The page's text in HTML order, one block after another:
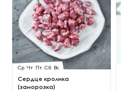
Ср Чт Пт Сб Вс
Сердце кролика
(заморозка)